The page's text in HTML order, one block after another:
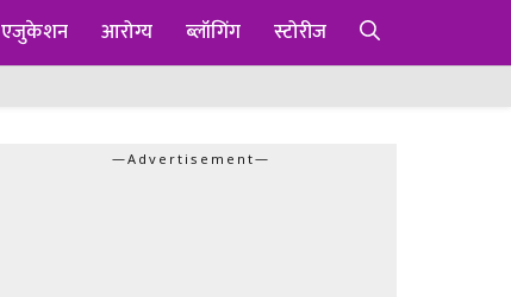
एजुकेशन आरोग्य ब्लॉगिंग स्टोरीज
—Advertisement—